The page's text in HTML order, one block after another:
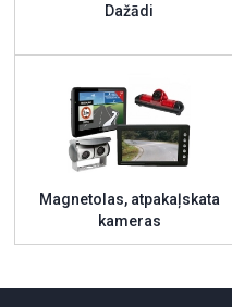
Dažādi
Magnetolas, atpakaļskata
kameras